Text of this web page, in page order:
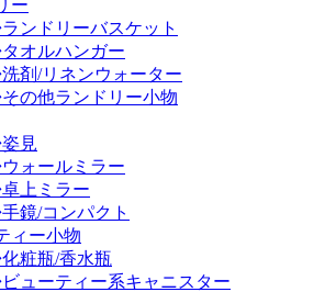
ー
ンドリーバスケット
オルハンガー
剤/リネンウォーター
の他ランドリー小物
見
ォールミラー
上ミラー
鏡/コンパクト
ィー小物
粧瓶/香水瓶
ューティー系キャニスター